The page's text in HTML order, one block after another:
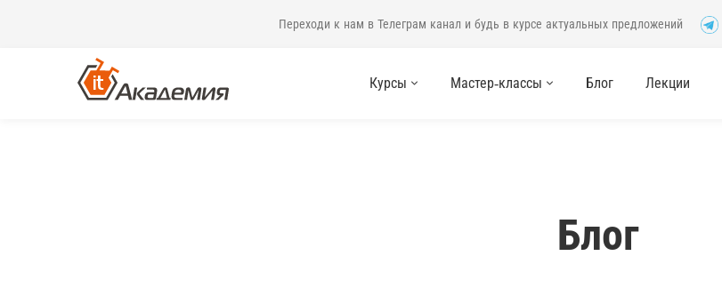
Переходи к нам в Телеграм канал и будь в курсе актуальных предложений
Курсы Мастер-классы Блог Лекции
Блог